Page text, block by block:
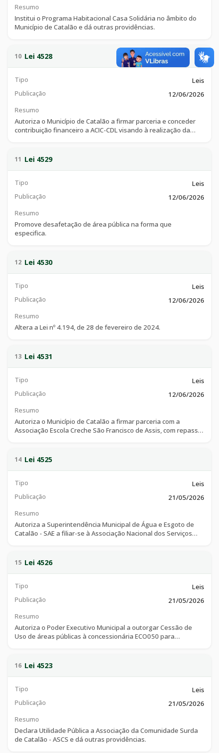
Resumo
Institui o Programa Habitacional Casa Solidária no âmbito do
Município de Catalão e dá outras providências.
10 Lei 4528
Tipo Leis
Publicação 12/06/2026
Resumo
Autoriza o Município de Catalão a firmar parceria e conceder
contribuição financeiro a ACIC-CDL visando à realização da
11 Lei 4529
Tipo Leis
Publicação 12/06/2026
Resumo
Promove desafetação de área pública na forma que
especifica.
12 Lei 4530
Tipo Leis
Publicação 12/06/2026
Resumo
Altera a Lei nº 4.194, de 28 de fevereiro de 2024.
13 Lei 4531
Tipo Leis
Publicação 12/06/2026
Resumo
Autoriza o Município de Catalão a firmar parceria com a
Associação Escola Creche São Francisco de Assis, com repasse
14 Lei 4525
Tipo Leis
Publicação 21/05/2026
Resumo
Autoriza a Superintendência Municipal de Água e Esgoto de
Catalão - SAE a filiar-se à Associação Nacional dos Serviços
15 Lei 4526
Tipo Leis
Publicação 21/05/2026
Resumo
Autoriza o Poder Executivo Municipal a outorgar Cessão de
Uso de áreas públicas à concessionária ECO050 para
providências.
16 Lei 4523
Tipo Leis
Publicação 21/05/2026
Resumo
Declara Utilidade Pública a Associação da Comunidade Surda
de Catalão - ASCS e dá outras providências.